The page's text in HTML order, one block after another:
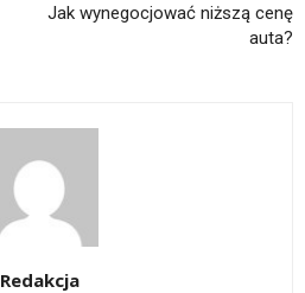
Jak wynegocjować niższą cenę
auta?
Redakcja